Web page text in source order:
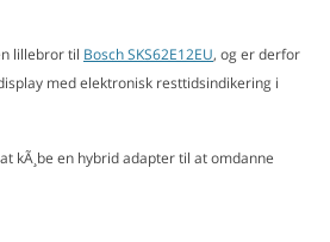
lillebror til Bosch SKS62E12EU, og er derfor
med elektronisk resttidsindikering i
kÃ¸be en hybrid adapter til at omdanne